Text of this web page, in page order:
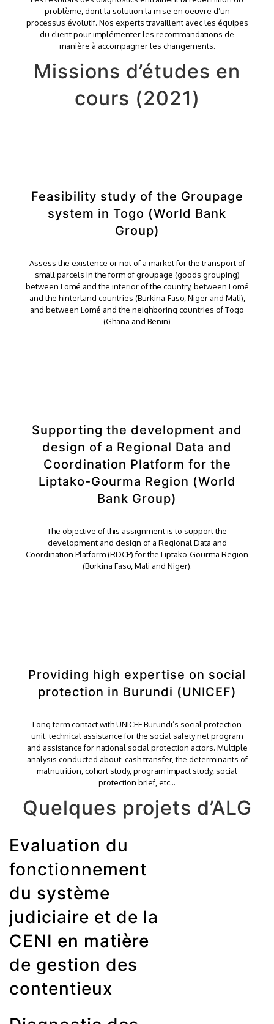
problème, dont la solution la mise en oeuvre d’un
processus évolutif. Nos experts travaillent avec les équipes
du client pour implémenter les recommandations de
manière à accompagner les changements.
Missions d’études en
cours (2021)
Feasibility study of the Groupage
system in Togo (World Bank
Group)
Assess the existence or not of a market for the transport of
small parcels in the form of groupage (goods grouping)
between Lomé and the interior of the country, between Lomé
and the hinterland countries (Burkina-Faso, Niger and Mali),
and between Lomé and the neighboring countries of Togo
(Ghana and Benin)
Supporting the development and
design of a Regional Data and
Coordination Platform for the
Liptako-Gourma Region (World
Bank Group)
The objective of this assignment is to support the
development and design of a Regional Data and
Coordination Platform (RDCP) for the Liptako-Gourma Region
(Burkina Faso, Mali and Niger).
Providing high expertise on social
protection in Burundi (UNICEF)
Long term contact with UNICEF Burundi’s social protection
unit: technical assistance for the social safety net program
and assistance for national social protection actors. Multiple
analysis conducted about: cash transfer, the determinants of
malnutrition, cohort study, program impact study, social
protection brief, etc…
Quelques projets d’ALG
Evaluation du
fonctionnement
du système
judiciaire et de la
CENI en matière
de gestion des
contentieux